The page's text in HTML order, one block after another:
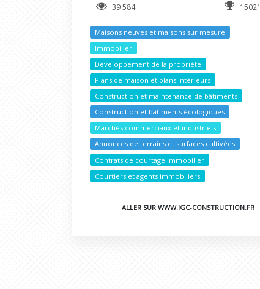
39 584 15021
Maisons neuves et maisons sur mesure
Immobilier
Développement de la propriété
Plans de maison et plans intérieurs
Construction et maintenance de bâtiments
Construction et bâtiments écologiques
Marchés commerciaux et industriels
Annonces de terrains et surfaces cultivées
Contrats de courtage immobilier
Courtiers et agents immobiliers
ALLER SUR WWW.IGC-CONSTRUCTION.FR